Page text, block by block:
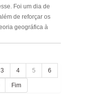
Foi um dia de
de reforçar os
geográfica à
3 4 5 6
Fim